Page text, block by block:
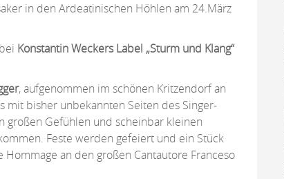
in den Ardeatinischen Höhlen am 24.März
Konstantin Weckers Label „Sturm und Klang“
, aufgenommen im schönen Kritzendorf an
mit bisher unbekannten Seiten des Singer-
großen Gefühlen und scheinbar kleinen
Feste werden gefeiert und ein Stück
an den großen Cantautore Franceso